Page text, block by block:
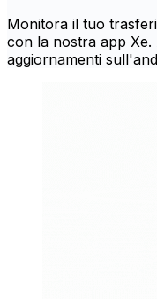
Monitora il tuo
con la nostra app
aggiornamenti